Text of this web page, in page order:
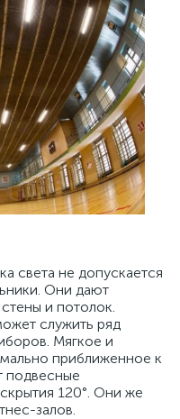
света не допускается
Они дают
и потолок.
служить ряд
Мягкое и
приближенное к
подвесные
120°. Они же
залов.